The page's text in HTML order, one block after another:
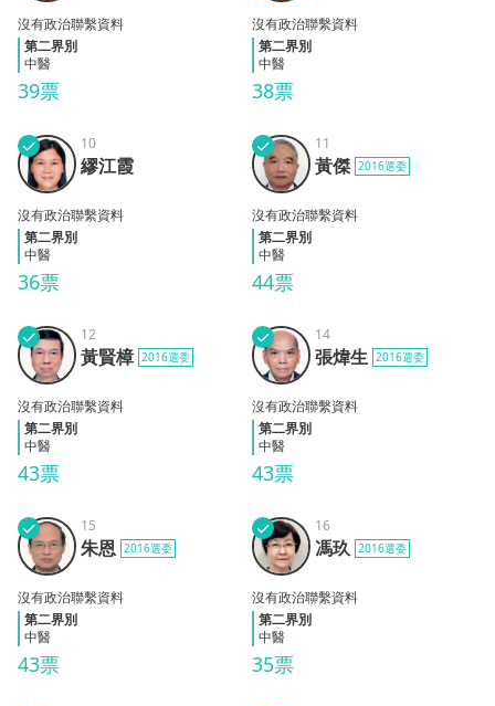
39票
沒有政治聯繫資料
第二界別
中醫
38票
沒有政治聯繫資料
第二界別
中醫
繆江
霞
✓
36票
10
繆江霞
沒有政治聯繫資料
第二界別
中醫
黃傑
✓
44票
11
黃傑 2016選委
沒有政治聯繫資料
第二界別
中醫
黃賢
樟
✓
43票
12
黃賢樟 2016選委
沒有政治聯繫資料
第二界別
中醫
張煒
生
✓
43票
14
張煒生 2016選委
沒有政治聯繫資料
第二界別
中醫
朱恩
✓
43票
15
朱恩 2016選委
沒有政治聯繫資料
第二界別
中醫
馮玖
✓
35票
16
馮玖 2016選委
沒有政治聯繫資料
第二界別
中醫